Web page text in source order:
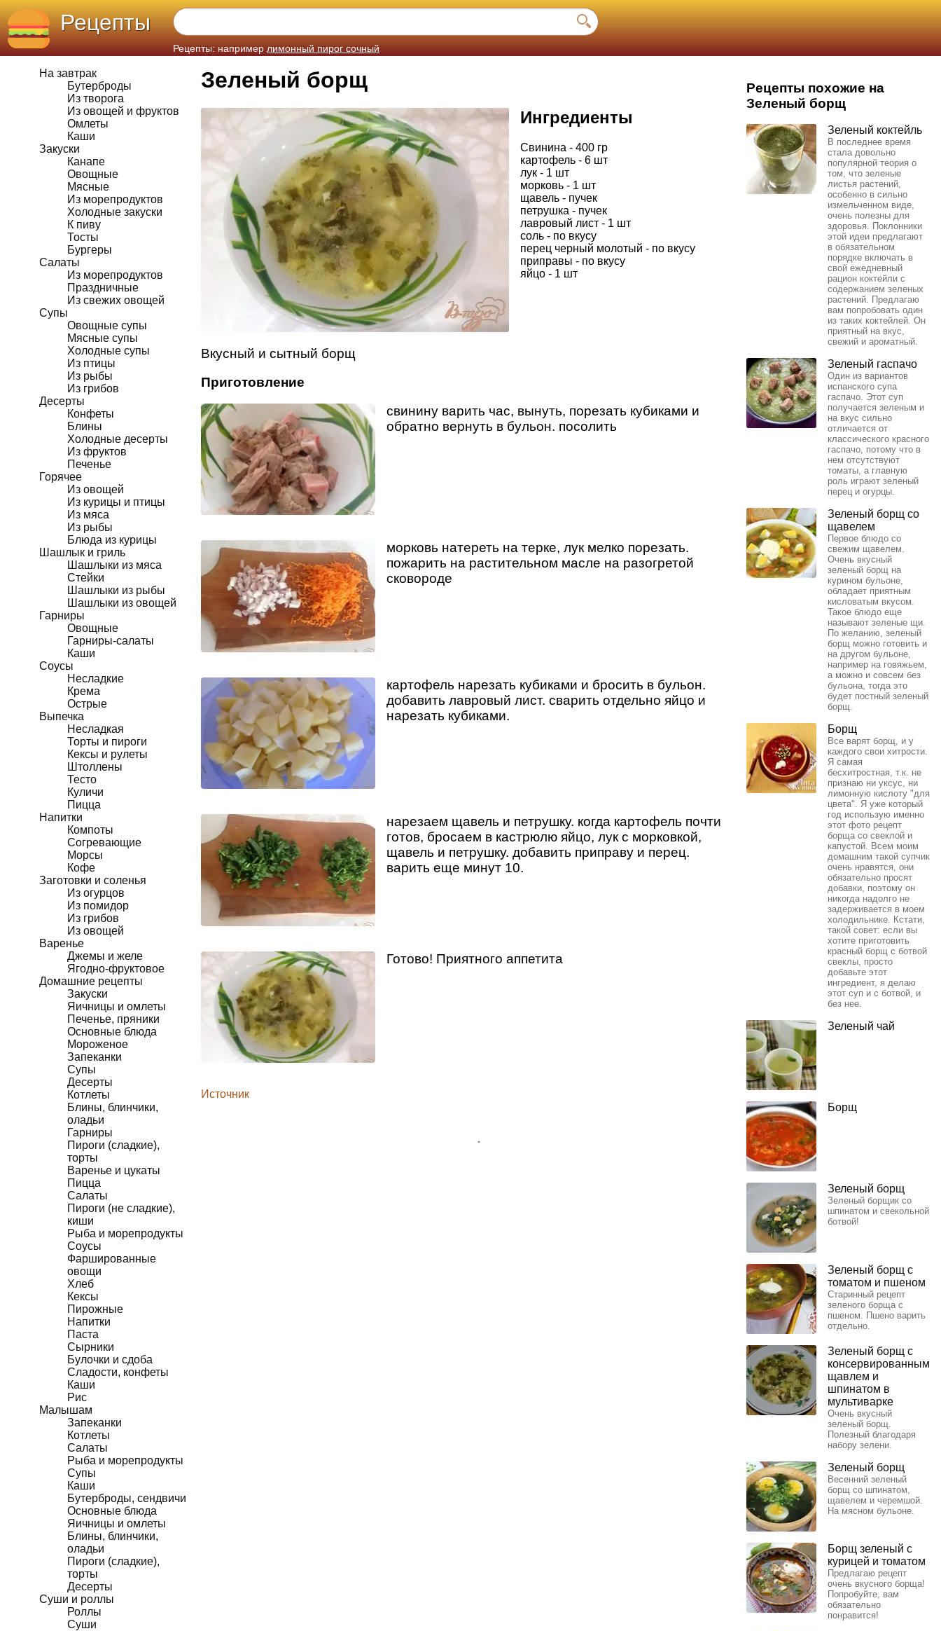
Рецепты
Рецепты: например лимонный пирог сочный
На завтрак
Бутерброды
Из творога
Из овощей и фруктов
Омлеты
Каши
Закуски
Канапе
Овощные
Мясные
Из морепродуктов
Холодные закуски
К пиву
Тосты
Бургеры
Салаты
Из морепродуктов
Праздничные
Из свежих овощей
Супы
Овощные супы
Мясные супы
Холодные супы
Из птицы
Из рыбы
Из грибов
Десерты
Конфеты
Блины
Холодные десерты
Из фруктов
Печенье
Горячее
Из овощей
Из курицы и птицы
Из мяса
Из рыбы
Блюда из курицы
Шашлык и гриль
Шашлыки из мяса
Стейки
Шашлыки из рыбы
Шашлыки из овощей
Гарниры
Овощные
Гарниры-салаты
Каши
Соусы
Несладкие
Крема
Острые
Выпечка
Несладкая
Торты и пироги
Кексы и рулеты
Штоллены
Тесто
Куличи
Пицца
Напитки
Компоты
Согревающие
Морсы
Кофе
Заготовки и соленья
Из огурцов
Из помидор
Из грибов
Из овощей
Варенье
Джемы и желе
Ягодно-фруктовое
Домашние рецепты
Закуски
Яичницы и омлеты
Печенье, пряники
Основные блюда
Мороженое
Запеканки
Супы
Десерты
Котлеты
Блины, блинчики,
оладьи
Гарниры
Пироги (сладкие),
торты
Варенье и цукаты
Пицца
Салаты
Пироги (не сладкие),
киши
Рыба и морепродукты
Соусы
Фаршированные
овощи
Хлеб
Кексы
Пирожные
Напитки
Паста
Сырники
Булочки и сдоба
Сладости, конфеты
Каши
Рис
Малышам
Запеканки
Котлеты
Салаты
Рыба и морепродукты
Супы
Каши
Бутерброды, сендвичи
Основные блюда
Яичницы и омлеты
Блины, блинчики,
оладьи
Пироги (сладкие),
торты
Десерты
Суши и роллы
Роллы
Суши
Зеленый борщ
Ингредиенты
Свинина - 400 гр
картофель - 6 шт
лук - 1 шт
морковь - 1 шт
щавель - пучек
петрушка - пучек
лавровый лист - 1 шт
соль - по вкусу
перец черный молотый - по вкусу
приправы - по вкусу
яйцо - 1 шт
Вкусный и сытный борщ
Приготовление
свинину варить час, вынуть, порезать кубиками и
обратно вернуть в бульон. посолить
морковь натереть на терке, лук мелко порезать.
пожарить на растительном масле на разогретой
сковороде
картофель нарезать кубиками и бросить в бульон.
добавить лавровый лист. сварить отдельно яйцо и
нарезать кубиками.
нарезаем щавель и петрушку. когда картофель почти
готов, бросаем в кастрюлю яйцо, лук с морковкой,
щавель и петрушку. добавить приправу и перец.
варить еще минут 10.
Готово! Приятного аппетита
Источник
Рецепты похожие на
Зеленый борщ
Зеленый коктейль
В последнее время
стала довольно
популярной теория о
том, что зеленые
листья растений,
особенно в сильно
измельченном виде,
очень полезны для
здоровья. Поклонники
этой идеи предлагают
в обязательном
порядке включать в
свой ежедневный
рацион коктейли с
содержанием зеленых
растений. Предлагаю
вам попробовать один
из таких коктейлей. Он
приятный на вкус,
свежий и ароматный.
Зеленый гаспачо
Один из вариантов
испанского супа
гаспачо. Этот суп
получается зеленым и
на вкус сильно
отличается от
классического красного
гаспачо, потому что в
нем отсутствуют
томаты, а главную
роль играют зеленый
перец и огурцы.
Зеленый борщ со
щавелем
Первое блюдо со
свежим щавелем.
Очень вкусный
зеленый борщ на
курином бульоне,
обладает приятным
кисловатым вкусом.
Такое блюдо еще
называют зеленые щи.
По желанию, зеленый
борщ можно готовить и
на другом бульоне,
например на говяжьем,
а можно и совсем без
бульона, тогда это
будет постный зеленый
борщ.
Борщ
Все варят борщ, и у
каждого свои хитрости.
Я самая
бесхитростная, т.к. не
признаю ни уксус, ни
лимонную кислоту "для
цвета". Я уже который
год использую именно
этот фото рецепт
борща со свеклой и
капустой. Всем моим
домашним такой супчик
очень нравятся, они
обязательно просят
добавки, поэтому он
никогда надолго не
задерживается в моем
холодильнике. Кстати,
такой совет: если вы
хотите приготовить
красный борщ с ботвой
свеклы, просто
добавьте этот
ингредиент, я делаю
этот суп и с ботвой, и
без нее.
Зеленый чай
Борщ
Зеленый борщ
Зеленый борщик со
шпинатом и свекольной
ботвой!
Зеленый борщ с
томатом и пшеном
Старинный рецепт
зеленого борща с
пшеном. Пшено варить
отдельно.
Зеленый борщ с
консервированным
щавлем и
шпинатом в
мультиварке
Очень вкусный
зеленый борщ.
Полезный благодаря
набору зелени.
Зеленый борщ
Весенний зеленый
борщ со шпинатом,
щавелем и черемшой.
На мясном бульоне.
Борщ зеленый с
курицей и томатом
Предлагаю рецепт
очень вкусного борща!
Попробуйте, вам
обязательно
понравится!